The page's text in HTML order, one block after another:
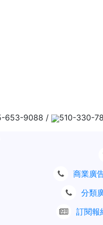
653-9088 / 510-330-
商業廣
分類
訂閱報